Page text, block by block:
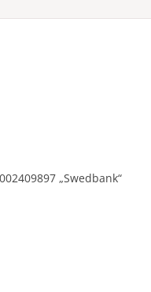
„Swedbank“